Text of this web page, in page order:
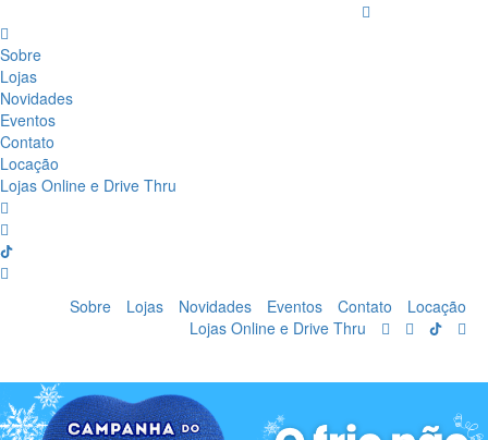
Sobre
Lojas
Novidades
Eventos
Contato
Locação
Lojas Online e Drive Thru
Sobre Lojas Novidades Eventos Contato
Locação
Lojas Online e Drive Thru